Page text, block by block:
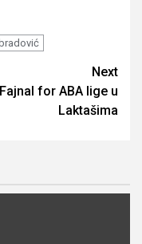
Next
Fajnal for ABA lige u
Laktašima